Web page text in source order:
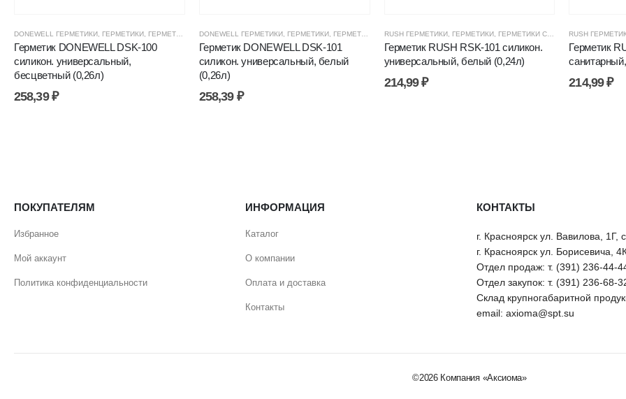
DONEWELL ГЕРМЕТИКИ, ГЕРМЕТИКИ, ГЕРМЕТИКИ СИЛИКОНОВЫЕ ,ГЕРМЕТИКИ, КЛЕИ, ПЕНЫ,ЦЕНОВЫЕ ГРУППЫ
Герметик DONEWELL DSK-100
силикон. универсальный,
бесцветный (0,26л)
258,39₽
DONEWELL ГЕРМЕТИКИ, ГЕРМЕТИКИ, ГЕРМЕТИКИ СИЛИКОНОВЫЕ ,ГЕРМЕТИКИ, КЛЕИ, ПЕНЫ,ЦЕНОВЫЕ ГРУППЫ
Герметик DONEWELL DSK-101
силикон. универсальный, белый
(0,26л)
258,39 ₽
RUSH ГЕРМЕТИКИ, ГЕРМЕТИКИ, ГЕРМЕТИКИ СИЛИКОНОВЫЕ ,
Герметик RUSH RSK-101 силикон.
универсальный, белый (0,24л)
214,99₽
RUSH
Герметик
214,99₽
ПОКУПАТЕЛЯМ
Избранное
Мой аккаунт
Политика конфиденциальности
ИНФОРМАЦИЯ
Каталог
О компании
Оплата и доставка
Контакты
КОНТАКТЫ
г. Красноярск ул. Вавилова,
г. Красноярск ул. Борисевича,
Отдел продаж: т. (391) 236-44-
Отдел закупок: т. (391) 236-68-
Склад крупногабаритной
email: axioma@spt.su
©2026 Компания «Аксиома»